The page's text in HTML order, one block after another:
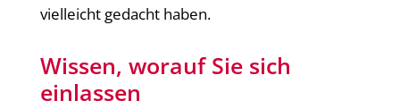
vielleicht gedacht haben.
Wissen, worauf Sie sich
einlassen